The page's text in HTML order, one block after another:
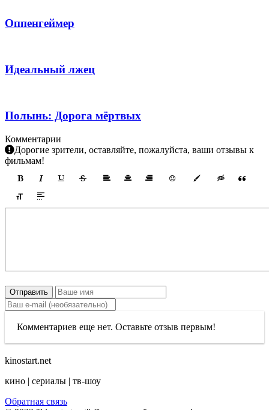
Оппенгеймер
Идеальный лжец
Полынь: Дорога мёртвых
Комментарии
Дорогие зрители, оставляйте, пожалуйста, ваши отзывы к
фильмам!
Отправить
Комментариев еще нет. Оставьте отзыв первым!
kinostart.net
кино | сериалы | тв-шоу
Обратная связь